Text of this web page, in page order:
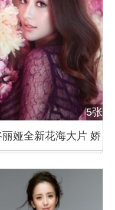
5张
丽娅全新花海大片 娇